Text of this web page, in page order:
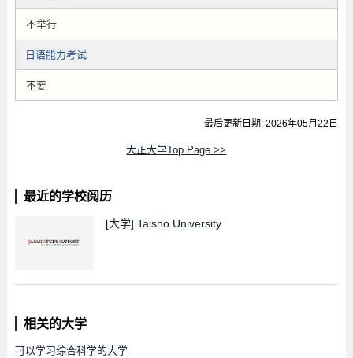
不举行
日语能力考试
不要
最后更新日期: 2026年05月22日
大正大学Top Page >>
最近的学校阅历
[大学] Taisho University
相关的大学
可以学习综合科学的大学